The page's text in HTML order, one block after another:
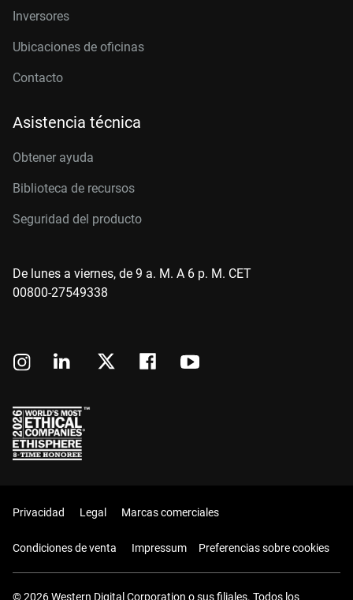
Inversores
Ubicaciones de oficinas
Contacto
Asistencia técnica
Obtener ayuda
Biblioteca de recursos
Seguridad del producto
De lunes a viernes, de 9 a. M. A 6 p. M. CET
00800-27549338
Privacidad Legal Marcas comerciales
Condiciones de venta Impressum Preferencias sobre cookies
© 2026 Western Digital Corporation o sus filiales. Todos los